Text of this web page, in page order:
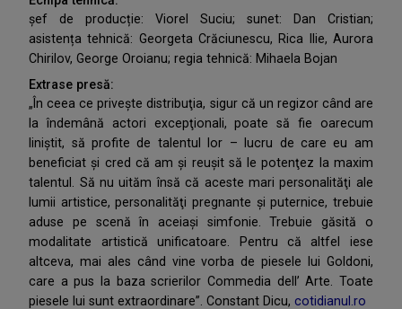
șef de producție: Viorel Suciu; sunet: Dan Cristian;
asistența tehnică: Georgeta Crăciunescu, Rica Ilie, Aurora
Chirilov, George Oroianu; regia tehnică: Mihaela Bojan
Extrase presă:
„În ceea ce priveşte distribuţia, sigur că un regizor când are
la îndemână actori excepţionali, poate să fie oarecum
liniştit, să profite de talentul lor – lucru de care eu am
beneficiat şi cred că am şi reuşit să le potenţez la maxim
talentul. Să nu uităm însă că aceste mari personalităţi ale
lumii artistice, personalităţi pregnante şi puternice, trebuie
aduse pe scenă în aceiaşi simfonie. Trebuie găsită o
modalitate artistică unificatoare. Pentru că altfel iese
altceva, mai ales când vine vorba de piesele lui Goldoni,
care a pus la baza scrierilor Commedia dell’ Arte. Toate
piesele lui sunt extraordinare”. Constant Dicu,cotidianul.ro